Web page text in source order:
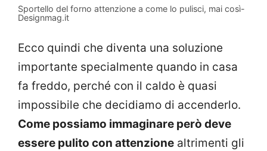
Sportello del forno attenzione a come lo pulisci, mai così-
Designmag.it
Ecco quindi che diventa una soluzione
importante specialmente quando in casa
fa freddo, perché con il caldo è quasi
impossibile che decidiamo di accenderlo.
Come possiamo immaginare però deve
essere pulito con attenzione altrimenti gli